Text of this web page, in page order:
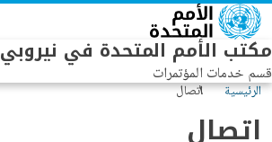
Skip to main content
مكتب الأمم المتحدة في نيروبي
قسم خدمات المؤتمرات
الرئيسية اتصال
اتصال